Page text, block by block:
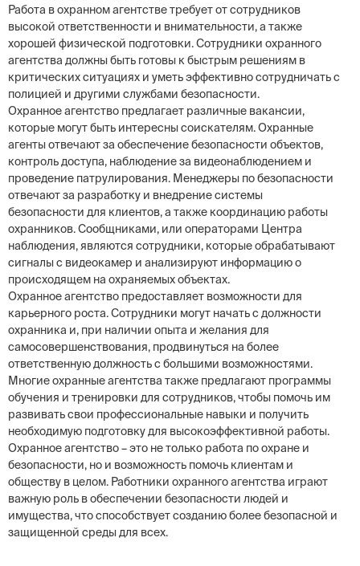
Работа в охранном агентстве требует от сотрудников
высокой ответственности и внимательности, а также
хорошей физической подготовки. Сотрудники охранного
агентства должны быть готовы к быстрым решениям в
критических ситуациях и уметь эффективно сотрудничать с
полицией и другими службами безопасности.
Охранное агентство предлагает различные вакансии,
которые могут быть интересны соискателям. Охранные
агенты отвечают за обеспечение безопасности объектов,
контроль доступа, наблюдение за видеонаблюдением и
проведение патрулирования. Менеджеры по безопасности
отвечают за разработку и внедрение системы
безопасности для клиентов, а также координацию работы
охранников. Сообщниками, или операторами Центра
наблюдения, являются сотрудники, которые обрабатывают
сигналы с видеокамер и анализируют информацию о
происходящем на охраняемых объектах.
Охранное агентство предоставляет возможности для
карьерного роста. Сотрудники могут начать с должности
охранника и, при наличии опыта и желания для
самосовершенствования, продвинуться на более
ответственную должность с большими возможностями.
Многие охранные агентства также предлагают программы
обучения и тренировки для сотрудников, чтобы помочь им
развивать свои профессиональные навыки и получить
необходимую подготовку для высокоэффективной работы.
Охранное агентство – это не только работа по охране и
безопасности, но и возможность помочь клиентам и
обществу в целом. Работники охранного агентства играют
важную роль в обеспечении безопасности людей и
имущества, что способствует созданию более безопасной и
защищенной среды для всех.